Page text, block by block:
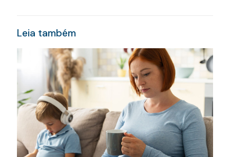
Leia também